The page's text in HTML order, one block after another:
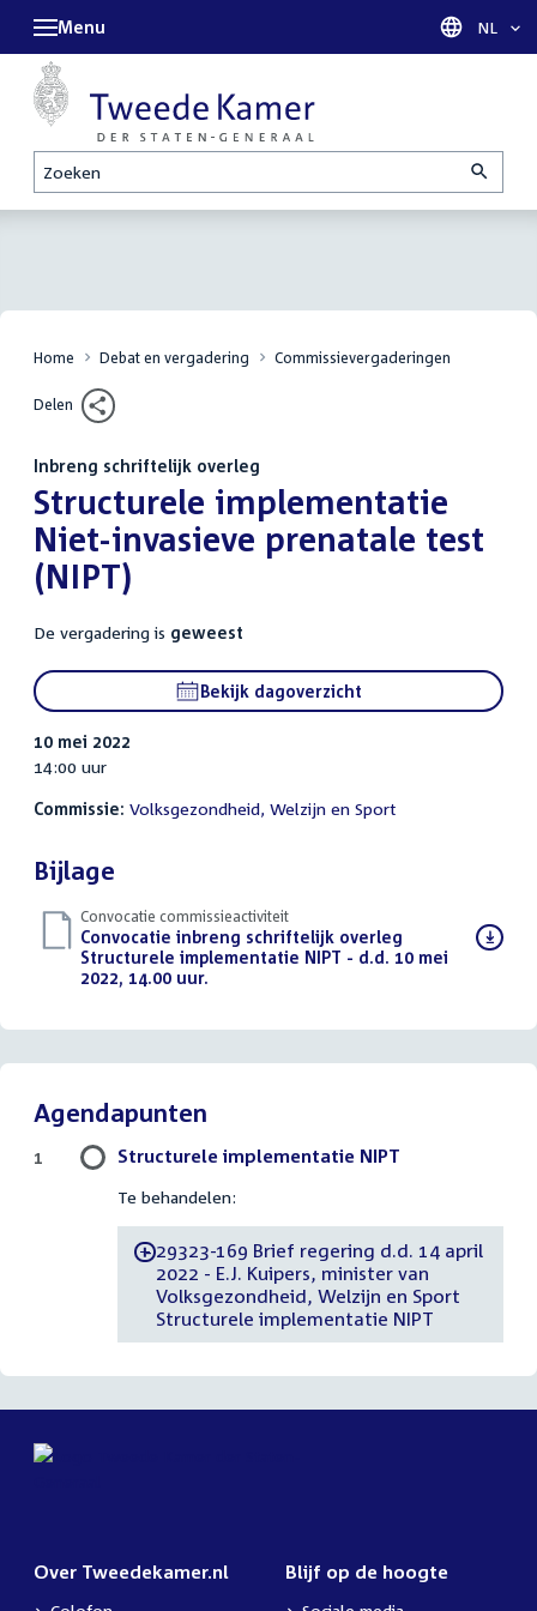
Zoeken
Menu Taal
NL
Home Debat en vergadering Commissievergaderingen
Delen
Inbreng schriftelijk overleg
:Structurele implementatie
Niet-invasieve prenatale test
(NIPT)
De vergadering is geweest
Bekijk dagoverzicht
10 mei 2022
14:00 uur
Commissie: Volksgezondheid, Welzijn en Sport
Bijlage
Convocatie commissieactiviteit
Download
bestand:
Convocatie inbreng schriftelijk overleg
Structurele implementatie NIPT - d.d. 10 mei
2022, 14.00 uur.
Agendapunten
Structurele implementatie NIPT
Te behandelen:
-29323-169 Brief regering d.d. 14 april
2022 - E.J. Kuipers, minister van
Volksgezondheid, Welzijn en Sport
Structurele implementatie NIPT
1
Over Tweedekamer.nl Blijf op de hoogte